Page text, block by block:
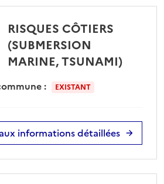
RISQUES CÔTIERS
(SUBMERSION
MARINE, TSUNAMI)
: EXISTANT
informations détaillées